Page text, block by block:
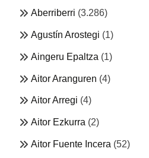
Aberriberri (3.286)
Agustín Arostegi (1)
Aingeru Epaltza (1)
Aitor Aranguren (4)
Aitor Arregi (4)
Aitor Ezkurra (2)
Aitor Fuente Incera (52)